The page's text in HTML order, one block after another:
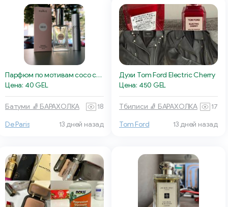
Парфюм по мотивам coco chanel mademoiselle
Цена: 40 GEL
Батуми 🧦 БАРАХОЛКА 18
De Paris 13 дней назад
Духи Tom Ford Electric Cherry
Цена: 450 GEL
Тбилиси 🧦 БАРАХОЛКА 17
Tom Ford 13 дней назад